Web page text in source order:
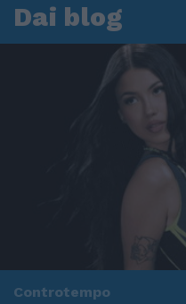
Dai blog
Controtempo